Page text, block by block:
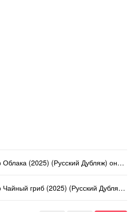
(2025) (Русский Дубляж) онлайн
гриб (2025) (Русский Дубляж) онлайн